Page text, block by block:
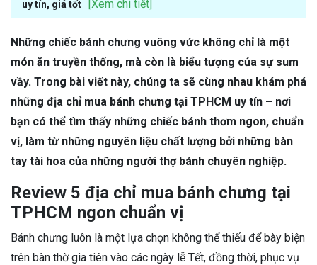
uy tín, giá tốt
[Xem chi tiết]
Những chiếc bánh chưng vuông vức không chỉ là một
món ăn truyền thống, mà còn là biểu tượng của sự sum
vầy. Trong bài viết này, chúng ta sẽ cùng nhau khám phá
những địa chỉ mua bánh chưng tại TPHCM uy tín – nơi
bạn có thể tìm thấy những chiếc bánh thơm ngon, chuẩn
vị, làm từ những nguyên liệu chất lượng bởi những bàn
tay tài hoa của những người thợ bánh chuyên nghiệp.
Review 5 địa chỉ mua bánh chưng tại
TPHCM ngon chuẩn vị
Bánh chưng luôn là một lựa chọn không thể thiếu để bày biện
trên bàn thờ gia tiên vào các ngày lễ Tết, đồng thời, phục vụ